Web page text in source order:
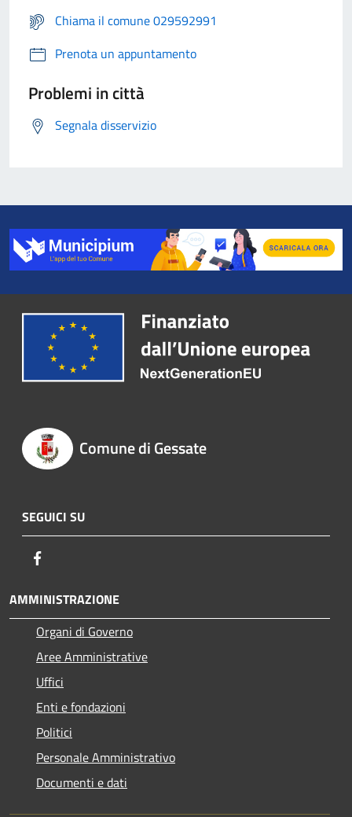
Chiama il comune 029592991
Prenota un appuntamento
Problemi in città
Segnala disservizio
Comune di Gessate
SEGUICI SU
AMMINISTRAZIONE
Organi di Governo
Aree Amministrative
Uffici
Enti e fondazioni
Politici
Personale Amministrativo
Documenti e dati